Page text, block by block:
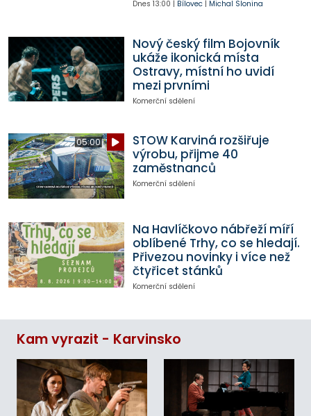
Dnes 13:00 | Bílovec| Michal Slonina
Nový český film Bojovník
ukáže ikonická místa
Ostravy, místní ho uvidí
mezi prvními
Komerční sdělení
05:00
STOW Karviná rozšiřuje
výrobu, přijme 40
zaměstnanců
Komerční sdělení
Na Havlíčkovo nábřeží míří
oblíbené Trhy, co se hledají.
Přivezou novinky i více než
čtyřicet stánků
Komerční sdělení
Kam vyrazit - Karvinsko